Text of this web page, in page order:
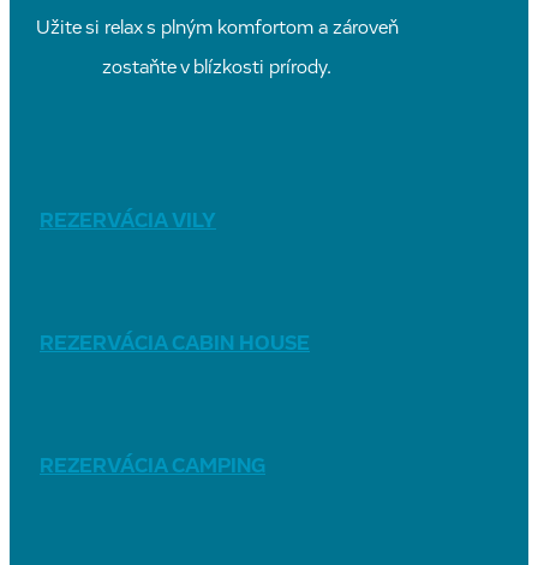
Užite si relax s plným komfortom a zároveň
zostaňte v blízkosti prírody.
REZERVÁCIA VILY
REZERVÁCIA CABIN HOUSE
REZERVÁCIA CAMPING